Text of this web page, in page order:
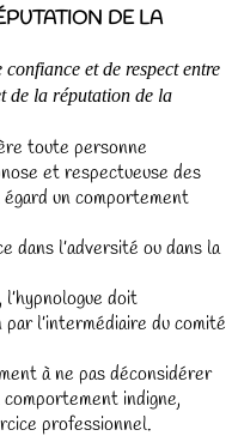
DE LA
et de respect entre
de la réputation de la
toute personne
et respectueuse des
un comportement
dans l’adversité ou dans la
doit
l’intermédiaire du comité
à ne pas déconsidérer
indigne,
professionnel.